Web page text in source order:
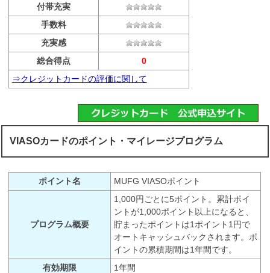
付帯充実
手数料
充実感
総合得点
0
⇒クレジットカードの評価に関して
VIASOカードのポイント・マイレージプログラム
ポイント名 MUFG VIASOポイント
プログラム概要
1,000円ごとに5ポイント。累計ポイ
ントが1,000ポイント以上になると、
貯まったポイントは1ポイント1円で
オートキャッシュバックされます。ポ
イントの累積期間は1年間です。
有効期限
1年間